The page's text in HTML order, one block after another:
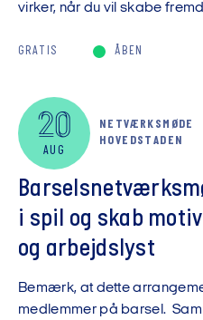
virker, når du vil skabe
GRATIS ÅBEN
20
AUG
NETVÆRKSMØDE
HOVEDSTADEN
i spil og skab
og arbejdslyst
Bemærk, at dette
medlemmer på barsel.